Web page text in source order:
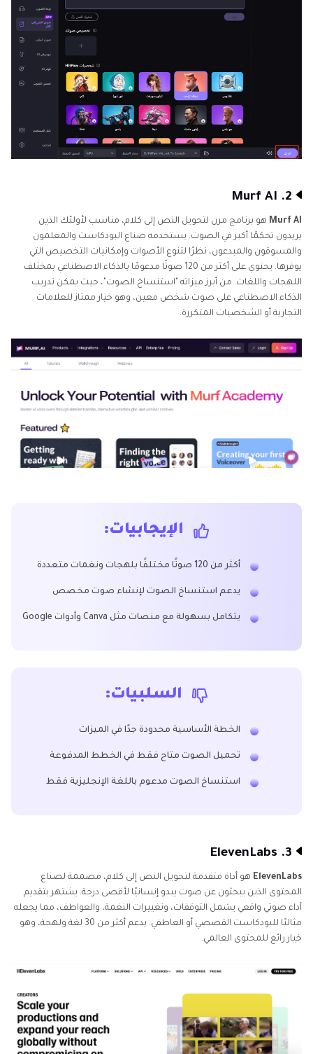
2. Murf AI
Murf AI هو برنامج مرن لتحويل النص إلى كلام، مناسب لأولئك الذين
يريدون تحكمًا أكبر في الصوت. يستخدمه صناع البودكاست والمعلمون
والمسوقون والمبدعون، نظرًا لتنوع الأصوات وإمكانيات التخصيص التي
يوفرها. يحتوي على أكثر من 120 صوتًا مدعومًا بالذكاء الاصطناعي بمختلف
اللهجات واللغات. من أبرز ميزاته "استنساخ الصوت"، حيث يمكن تدريب
الذكاء الاصطناعي على صوت شخص معين، وهو خيار ممتاز للعلامات
التجارية أو الشخصيات المتكررة.
الإيجابيات:
أكثر من 120 صوتًا مختلفًا بلهجات ونغمات متعددة
يدعم استنساخ الصوت لإنشاء صوت مخصص
يتكامل بسهولة مع منصات مثل Canva وأدوات Google
السلبيات:
الخطة الأساسية محدودة جدًا في الميزات
تحميل الصوت متاح فقط في الخطط المدفوعة
استنساخ الصوت مدعوم باللغة الإنجليزية فقط
3. ElevenLabs
ElevenLabs هو أداة متقدمة لتحويل النص إلى كلام، مصممة لصناع
المحتوى الذين يبحثون عن صوت يبدو إنسانيًا لأقصى درجة. يشتهر بتقديم
أداء صوتي واقعي يشمل التوقفات، وتغييرات النغمة، والعواطف، مما يجعله
مثاليًا للبودكاست القصصي أو العاطفي. يدعم أكثر من 30 لغة ولهجة، وهو
خيار رائع للمحتوى العالمي.